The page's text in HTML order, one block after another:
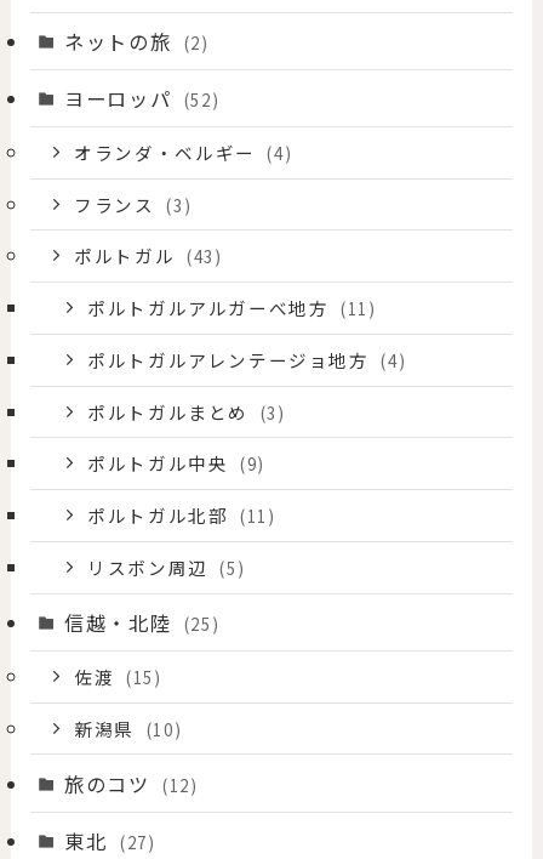
ネットの旅 (2)
ヨーロッパ (52)
オランダ・ベルギー (4)
フランス (3)
ポルトガル (43)
ポルトガルアルガーべ地方 (11)
ポルトガルアレンテージョ地方 (4)
ポルトガルまとめ (3)
ポルトガル中央 (9)
ポルトガル北部 (11)
リスボン周辺 (5)
信越・北陸 (25)
佐渡 (15)
新潟県 (10)
旅のコツ (12)
東北 (27)